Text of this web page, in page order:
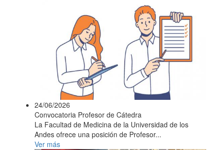
24/06/2026
Convocatoria Profesor de Cátedra
La Facultad de Medicina de la Universidad de los
Andes ofrece una posición de Profesor...
Ver más